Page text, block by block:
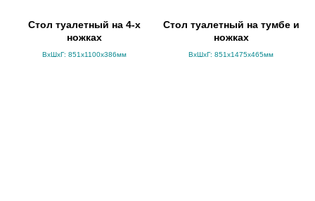
Стол туалетный на 4-х
ножках
ВхШхГ: 851x1100x386мм
Стол туалетный на тумбе и
ножках
ВхШхГ: 851x1475x465мм